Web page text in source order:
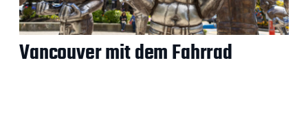
Vancouver mit dem Fahrrad